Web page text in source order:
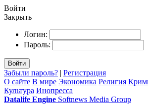
Войти
Закрыть
Логин:
Пароль:
Войти
Забыли пароль? | Регистрация
О сайте В мире Экономика Религия
Культура Инопресса
Datalife Engine Softnews Media Group